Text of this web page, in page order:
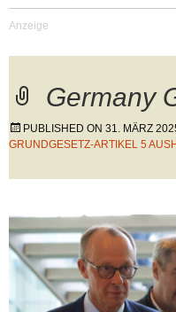
Germany
PUBLISHED ON 31. MÄRZ
GRUNDGESETZ-ARTIKEL 5